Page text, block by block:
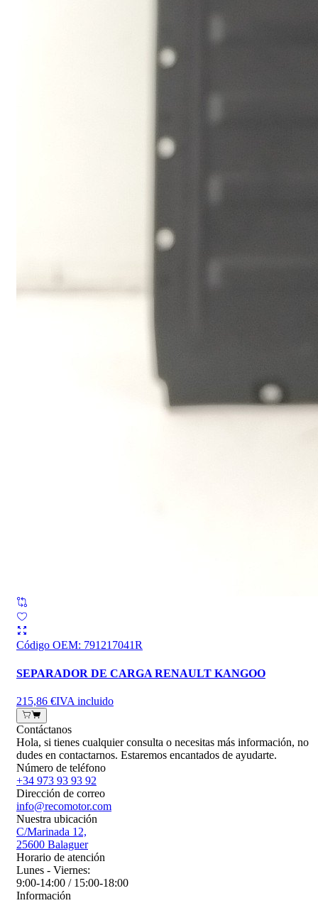
Código OEM: 791217041R
SEPARADOR DE CARGA RENAULT KANGOO
215,86 €IVA incluido
Contáctanos
Hola, si tienes cualquier consulta o necesitas más información, no
dudes en contactarnos. Estaremos encantados de ayudarte.
Número de teléfono
+34 973 93 93 92
Dirección de correo
info@recomotor.com
Nuestra ubicación
C/Marinada 12,
25600 Balaguer
Horario de atención
Lunes - Viernes:
9:00-14:00 / 15:00-18:00
Información